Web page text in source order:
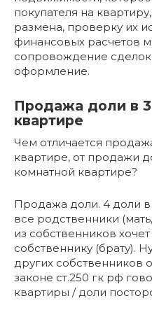
покупателя на
размена, проверку их
финансовых расчетов
сопровождение
оформление.
Продажа доли в
квартире
Чем отличается
квартире, от продажи
комнатной квартире?
Продажа доли. 4 доли в
все родственники
из собственников
собственнику (брату).
других собственников
законе ст.250 гк рф
квартиры / доли